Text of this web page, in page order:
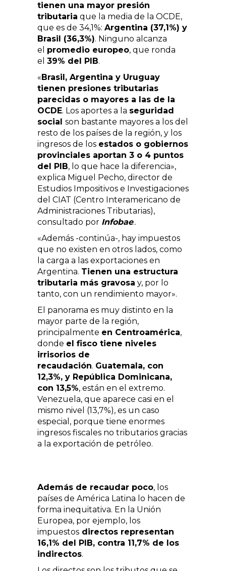
tienen una mayor presión
tributaria que la media de la OCDE,
que es de 34,1%: Argentina (37,1%) y
Brasil (36,3%). Ninguno alcanza
el promedio europeo, que ronda
el 39% del PIB.
«Brasil, Argentina y Uruguay
tienen presiones tributarias
parecidas o mayores a las de la
OCDE. Los aportes a la seguridad
social son bastante mayores a los del
resto de los países de la región, y los
ingresos de los estados o gobiernos
provinciales aportan 3 o 4 puntos
del PIB, lo que hace la diferencia»,
explica Miguel Pecho, director de
Estudios Impositivos e Investigaciones
del CIAT (Centro Interamericano de
Administraciones Tributarias),
consultado por Infobae..
«Además -continúa-, hay impuestos
que no existen en otros lados, como
la carga a las exportaciones en
Argentina. Tienen una estructura
tributaria más gravosa y, por lo
tanto, con un rendimiento mayor».
El panorama es muy distinto en la
mayor parte de la región,
principalmente en Centroamérica,
donde el fisco tiene niveles
irrisorios de
recaudación. Guatemala, con
12,3%, y República Dominicana,
con 13,5%, están en el extremo.
Venezuela, que aparece casi en el
mismo nivel (13,7%), es un caso
especial, porque tiene enormes
ingresos fiscales no tributarios gracias
a la exportación de petróleo.
Además de recaudar poco, los
países de América Latina lo hacen de
forma inequitativa. En la Unión
Europea, por ejemplo, los
impuestos directos representan
16,1% del PIB, contra 11,7% de los
indirectos.